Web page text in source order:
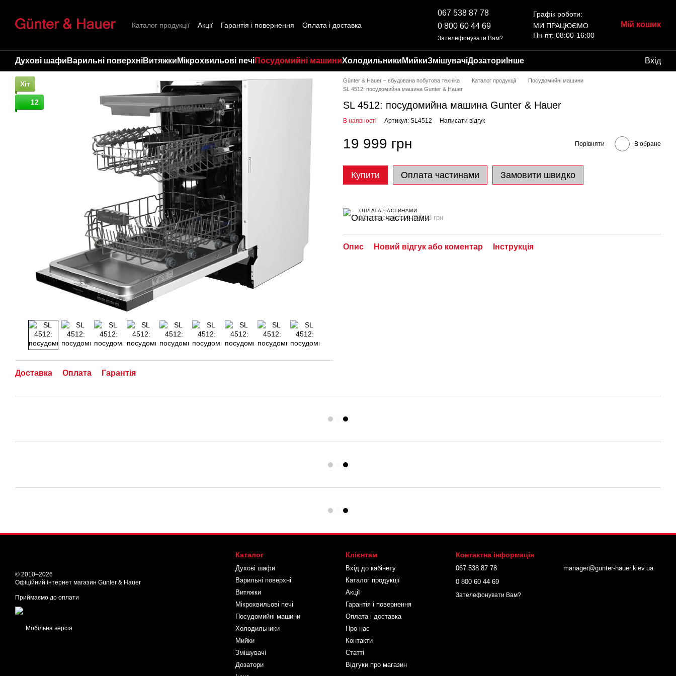
Каталог продукції Акції Гарантія і повернення
Оплата і доставка
067 538 87 78
0 800 60 44 69
Зателефонувати Вам?
Графік роботи:
МИ ПРАЦЮЄМО
Пн-пт: 08:00-16:00
Мій кошик
Духові шафи Варильні поверхніВитяжки Мікрохвильові печіПосудомийні машиниХолодильники МийкиЗмішувачіДозатори Інше Вхід
Хіт
12
Доставка Оплата Гарантія
Günter & Hauer – вбудована побутова техніка Каталог продукції
Посудомийні машини
SL 4512: посудомийна машина Gunter & Hauer
SL 4512: посудомийна машина Gunter & Hauer
В наявності Артикул: SL4512 Написати відгук
19 999 грн Порівняти В обране
Купити Оплата частинами Замовити швидко
ОПЛАТА ЧАСТИНАМИ
12 платежів по 1 666.58 грн
Опис Новий відгук або коментар Інструкція
© 2010–2026
Офіційний інтернет магазин Günter & Hauer
Приймаємо до оплати
Мобільна версія
Каталог
Духові шафи
Варильні поверхні
Витяжки
Мікрохвильові печі
Посудомийні машини
Холодильники
Мийки
Змішувачі
Дозатори
Клієнтам
Вхід до кабінету
Каталог продукції
Акції
Гарантія і повернення
Оплата і доставка
Про нас
Контакти
Статті
Відгуки про магазин
Контактна інформація
067 538 87 78
0 800 60 44 69
Зателефонувати Вам?
manager@gunter-hauer.kiev.ua